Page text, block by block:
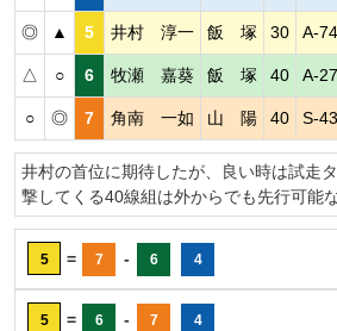
◎ ▲ 5 井村 淳一 飯 塚 30 A-74
△ ○ 6 牧瀬 嘉葵 飯 塚 40 A-27
○ ◎ 7 角南 一如 山 陽 40 S-43
井村の首位に期待したが、良い時は試走
撃してくる40線組は外からでも先行可能
5 = 7 - 6 4
5 = 6 - 7 4